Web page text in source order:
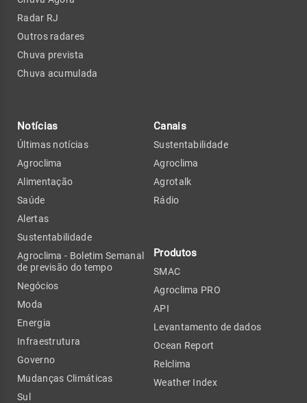
Radar RJ
Outros radares
Chuva prevista
Chuva acumulada
Notícias
Últimas notícias
Agroclima
Alimentação
Saúde
Alertas
Sustentabilidade
Agroclima - Boletim Semanal
de previsão do tempo
Negócios
Moda
Energia
Infraestrutura
Governo
Mudanças Climáticas
Sul
Canais
Sustentabilidade
Agroclima
Agrotalk
Rádio
Produtos
SMAC
Agroclima PRO
API
Levantamento de dados
Ocean Report
Relclima
Weather Index